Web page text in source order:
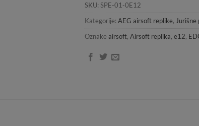
SKU: SPE-01-0E12
Kategorije: AEG airsoft replike, Jurišne
Oznake airsoft, Airsoft replika, e12,